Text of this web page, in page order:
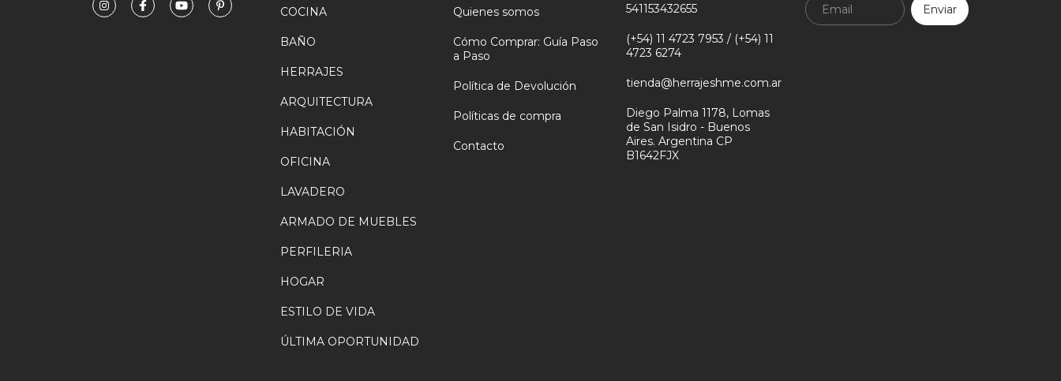
COCINA
BAÑO
HERRAJES
ARQUITECTURA
HABITACIÓN
OFICINA
LAVADERO
ARMADO DE MUEBLES
PERFILERIA
HOGAR
ESTILO DE VIDA
ÚLTIMA OPORTUNIDAD
Quienes somos
Cómo Comprar: Guía Paso
a Paso
Política de Devolución
Políticas de compra
Contacto
541153432655
(+54) 11 4723 7953 / (+54) 11
4723 6274
tienda@herrajeshme.com.ar
Diego Palma 1178, Lomas
de San Isidro - Buenos
Aires. Argentina CP
B1642FJX